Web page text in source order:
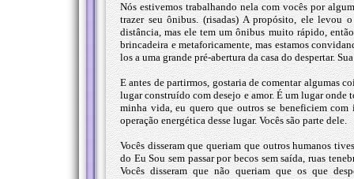
Nós estivemos trabalhando nela com vocês por
trazer seu ônibus. (risadas) A propósito, ele levou
distância, mas ele tem um ônibus muito rápido,
brincadeira e metaforicamente, mas estamos
los a uma grande pré-abertura da casa do despertar.
E antes de partirmos, gostaria de comentar algumas
lugar construído com desejo e amor. É um lugar onde
minha vida, eu quero que outros se beneficiem com
operação energética desse lugar. Vocês são parte dele.
Vocês disseram que queriam que outros humanos
do Eu Sou sem passar por becos sem saída, ruas
Vocês disseram que não queriam que os que